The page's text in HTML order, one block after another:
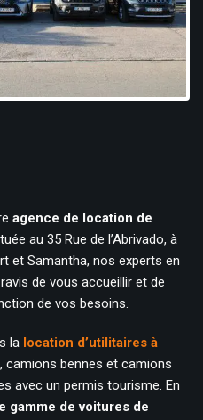
agence de location de
au 35 Rue de l’Abrivado, à
et Samantha, nos experts en
de vous accueillir et de
de vos besoins.
la location d’utilitaires à
camions bennes et camions
avec un permis tourisme. En
gamme de voitures de